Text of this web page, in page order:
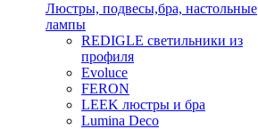
Люстры, подвесы,бра, настольные
лампы
REDIGLE светильники из
профиля
Evoluce
FERON
LEEK люстры и бра
Lumina Deco